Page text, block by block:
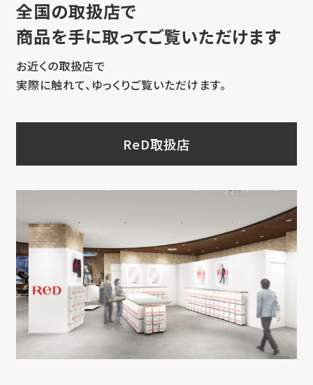
商品を手に取ってご覧いただけます
お近くの取扱店で
実際に触れて、ゆっくりご覧いただけます。